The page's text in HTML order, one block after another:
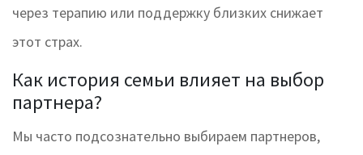
через терапию или поддержку близких снижает
этот страх.
Как история семьи влияет на выбор
партнера?
Мы часто подсознательно выбираем партнеров,